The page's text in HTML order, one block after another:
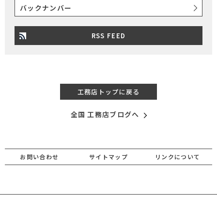
バックナンバー
RSS FEED
工務店トップに戻る
全国 工務店ブログへ
お問い合わせ サイトマップ リンクについて